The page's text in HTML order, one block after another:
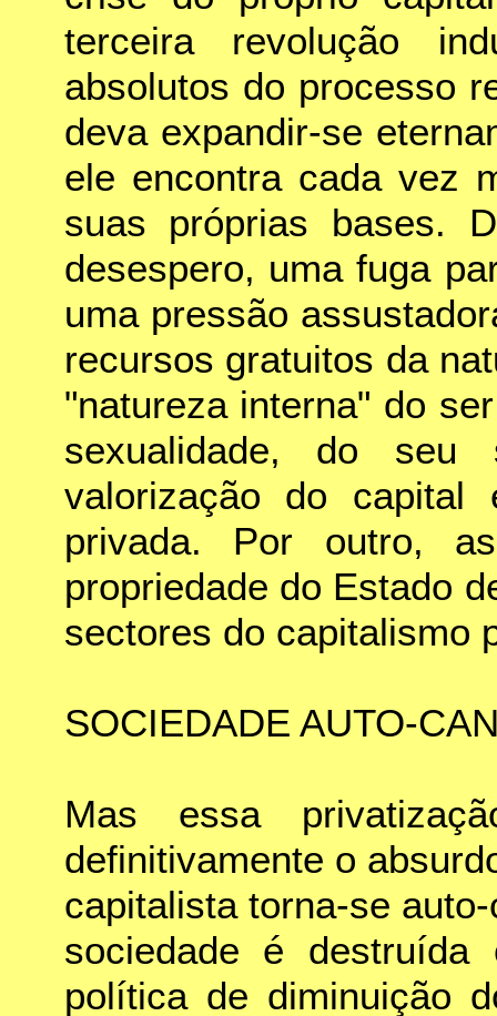
terceira revolução
absolutos do processo
deva expandir-se
ele encontra cada vez
suas próprias bases.
desespero, uma fuga
uma pressão
recursos gratuitos da
"natureza interna" do
sexualidade, do
valorização do
privada. Por outro,
propriedade do Estado
sectores do capitalismo
SOCIEDADE AUTO-
Mas essa
definitivamente o
capitalista torna-se
sociedade é destruída
política de diminuição